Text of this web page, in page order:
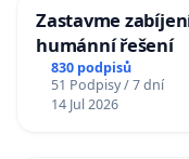
Zastavme
humánní řešení
830 podpisů
51 Podpisy / 7 dní
14 Jul 2026